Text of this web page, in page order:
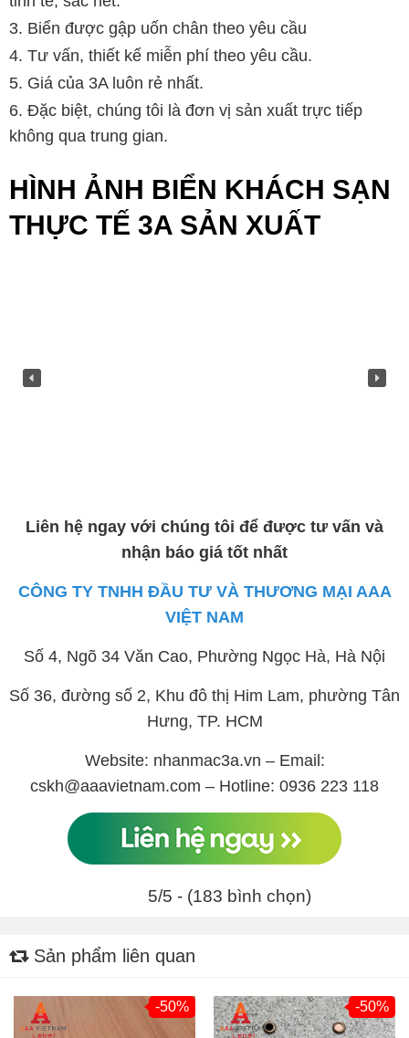
Biển được gập uốn chân theo yêu cầu
Tư vấn, thiết kế miễn phí theo yêu cầu.
Giá của 3A luôn rẻ nhất.
Đặc biệt, chúng tôi là đơn vị sản xuất trực tiếp
không qua trung gian.
HÌNH ẢNH BIỂN KHÁCH SẠN
THỰC TẾ 3A SẢN XUẤT
Liên hệ ngay với chúng tôi để được tư vấn và
nhận báo giá tốt nhất
CÔNG TY TNHH ĐẦU TƯ VÀ THƯƠNG MẠI AAA
VIỆT NAM
Số 4, Ngõ 34 Văn Cao, Phường Ngọc Hà, Hà Nội
Số 36, đường số 2, Khu đô thị Him Lam, phường Tân
Hưng, TP. HCM
Website: nhanmac3a.vn – Email:
cskh@aaavietnam.com – Hotline: 0936 223 118
5/5 - (183 bình chọn)
Sản phẩm liên quan
-50% -50%